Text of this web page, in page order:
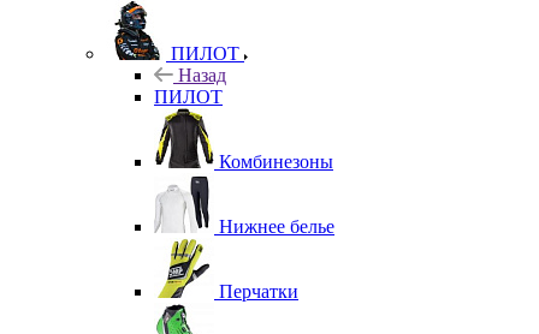
ПИЛОТ
Назад
ПИЛОТ
Комбинезоны
Нижнее белье
Перчатки